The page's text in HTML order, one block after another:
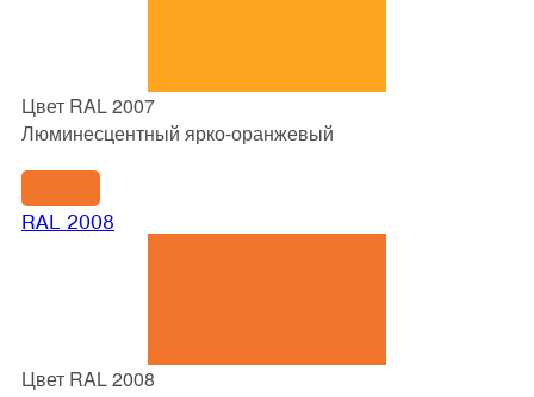
Цвет RAL 2007
Люминесцентный ярко-оранжевый
RAL 2008
Цвет RAL 2008